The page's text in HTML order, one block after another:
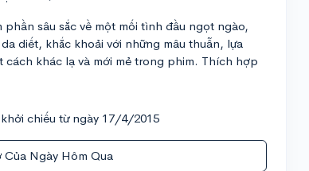
sâu sắc về một mối tình đầu ngọt ngào,
diết, khắc khoải với những mâu thuẫn, lựa
khác lạ và mới mẻ trong phim. Thích hợp
chiếu từ ngày 17/4/2015
Ngày Hôm Qua